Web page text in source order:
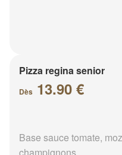
Pizza regina senior
Dès 13.90 €
Base sauce tomate,
champignons